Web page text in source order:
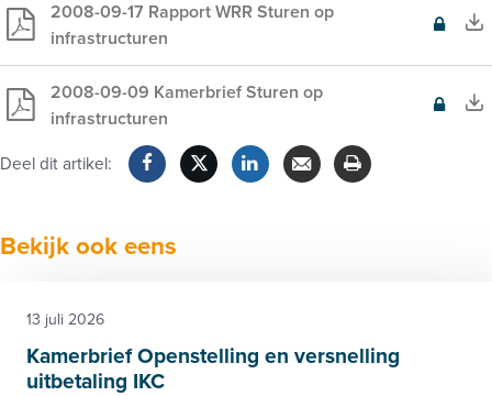
2008-09-17 Rapport WRR Sturen op
infrastructuren
Exclusief
voor
leden
2008-09-09 Kamerbrief Sturen op
infrastructuren
Exclusief
leden
Deel dit artikel:
Bekijk ook eens
Kamerbrief Openstelling en versnelling
uitbetaling IKC
13 juli 2026